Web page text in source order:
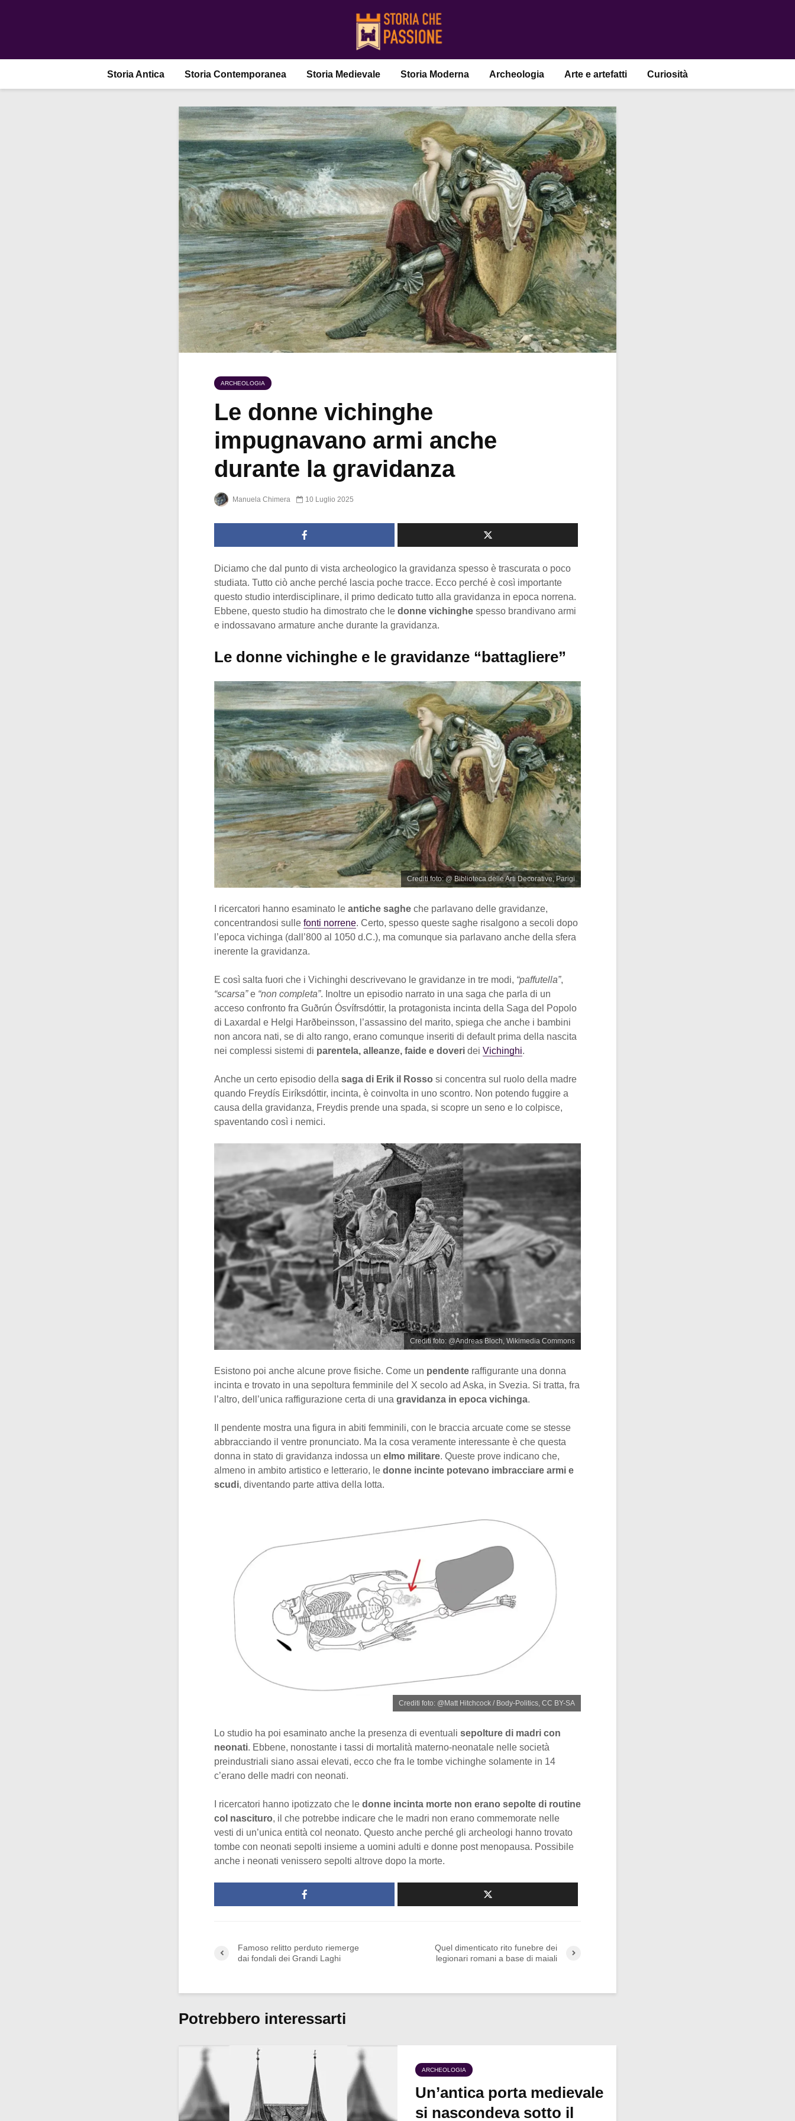
Storia Antica Storia Contemporanea Storia Medievale Storia Moderna Archeologia Arte e artefatti Curiosità
ARCHEOLOGIA
Le donne vichinghe
impugnavano armi anche
durante la gravidanza
Manuela Chimera 10 Luglio 2025
Diciamo che dal punto di vista archeologico la gravidanza spesso è trascurata o poco
studiata. Tutto ciò anche perché lascia poche tracce. Ecco perché è così importante
questo studio interdisciplinare, il primo dedicato tutto alla gravidanza in epoca norrena.
Ebbene, questo studio ha dimostrato che le donne vichinghe spesso brandivano armi
e indossavano armature anche durante la gravidanza.
Le donne vichinghe e le gravidanze “battagliere”
Crediti foto: @ Biblioteca delle Arti Decorative, Parigi
I ricercatori hanno esaminato le antiche saghe che parlavano delle gravidanze,
concentrandosi sulle fonti norrene. Certo, spesso queste saghe risalgono a secoli dopo
l’epoca vichinga (dall’800 al 1050 d.C.), ma comunque sia parlavano anche della sfera
inerente la gravidanza.
E così salta fuori che i Vichinghi descrivevano le gravidanze in tre modi, “paffutella”,
“scarsa”e “non completa”. Inoltre un episodio narrato in una saga che parla di un
acceso confronto fra Guðrún Ósvífrsdóttir, la protagonista incinta della Saga del Popolo
di Laxardal e Helgi Harðbeinsson, l’assassino del marito, spiega che anche i bambini
non ancora nati, se di alto rango, erano comunque inseriti di default prima della nascita
nei complessi sistemi di parentela, alleanze, faide e doveri dei Vichinghi.
Anche un certo episodio della saga di Erik il Rosso si concentra sul ruolo della madre
quando Freydís Eiríksdóttir, incinta, è coinvolta in uno scontro. Non potendo fuggire a
causa della gravidanza, Freydis prende una spada, si scopre un seno e lo colpisce,
spaventando così i nemici.
Crediti foto: @Andreas Bloch, Wikimedia Commons
Esistono poi anche alcune prove fisiche. Come un pendente raffigurante una donna
incinta e trovato in una sepoltura femminile del X secolo ad Aska, in Svezia. Si tratta, fra
l’altro, dell’unica raffigurazione certa di una gravidanza in epoca vichinga.
Il pendente mostra una figura in abiti femminili, con le braccia arcuate come se stesse
abbracciando il ventre pronunciato. Ma la cosa veramente interessante è che questa
donna in stato di gravidanza indossa un elmo militare. Queste prove indicano che,
almeno in ambito artistico e letterario, le donne incinte potevano imbracciare armi e
scudi, diventando parte attiva della lotta.
Crediti foto: @Matt Hitchcock / Body-Politics, CC BY-SA
Lo studio ha poi esaminato anche la presenza di eventuali sepolture di madri con
neonati. Ebbene, nonostante i tassi di mortalità materno-neonatale nelle società
preindustriali siano assai elevati, ecco che fra le tombe vichinghe solamente in 14
c’erano delle madri con neonati.
I ricercatori hanno ipotizzato che le donne incinta morte non erano sepolte di routine
col nascituro, il che potrebbe indicare che le madri non erano commemorate nelle
vesti di un’unica entità col neonato. Questo anche perché gli archeologi hanno trovato
tombe con neonati sepolti insieme a uomini adulti e donne post menopausa. Possibile
anche i neonati venissero sepolti altrove dopo la morte.
Famoso relitto perduto riemerge
dai fondali dei Grandi Laghi
Quel dimenticato rito funebre dei
legionari romani a base di maiali
Potrebbero interessarti
ARCHEOLOGIA
Un’antica porta medievale
si nascondeva sotto il